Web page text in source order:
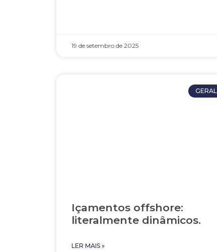
19 de setembro de 2025
GERAL
Içamentos offshore:
literalmente dinâmicos.
LER MAIS »